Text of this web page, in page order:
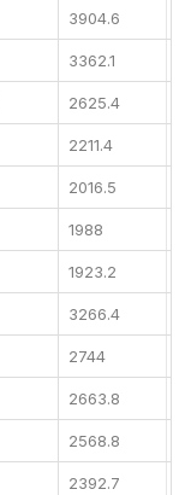
3904.6
3362.1
2625.4
2211.4
2016.5
1988
1923.2
3266.4
2744
2663.8
2568.8
2392.7